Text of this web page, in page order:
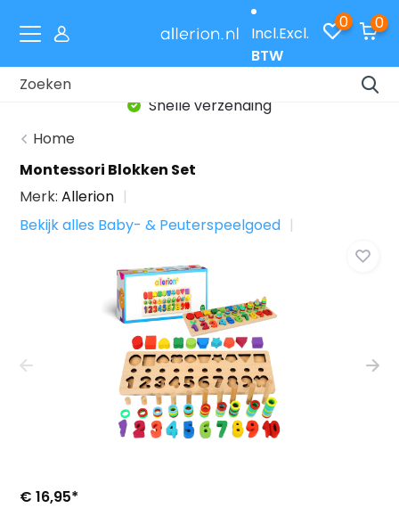
Incl.Excl.
BTW
0 0
Snelle verzending
Home
Montessori Blokken Set
Merk:Allerion
Bekijk alles Baby- & Peuterspeelgoed
€ 16,95*